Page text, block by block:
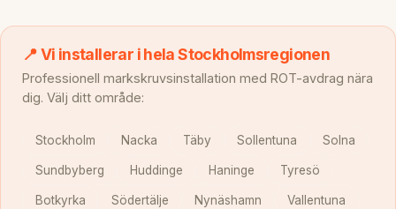
📍 Vi installerar i hela Stockholmsregionen
Professionell markskruvsinstallation med ROT-avdrag nära
dig. Välj ditt område:
Stockholm Nacka Täby Sollentuna Solna
Sundbyberg Huddinge Haninge Tyresö
Botkyrka Södertälje Nynäshamn Vallentuna